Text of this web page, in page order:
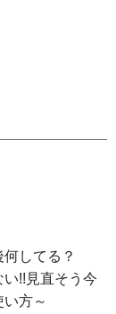
してる？
い!!見直そう今
い方～